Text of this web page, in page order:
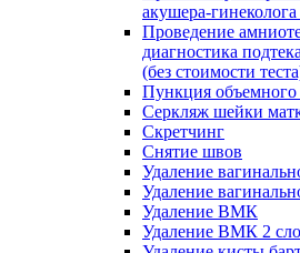
акушера-
Проведение
диагностика
(без стоимости
Пункция объемного
Серкляж шейки
Скретчинг
Снятие швов
Удаление
Удаление
Удаление ВМК
Удаление ВМК 2